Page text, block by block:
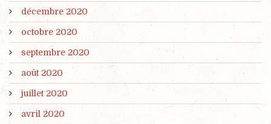
décembre 2020
octobre 2020
septembre 2020
août 2020
juillet 2020
avril 2020